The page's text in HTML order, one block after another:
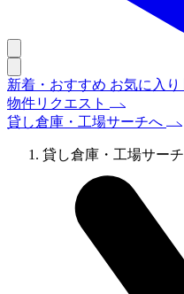
新着・おすすめ お気に入り
物件リクエスト
貸し倉庫・工場サーチへ
貸し倉庫・工場サーチ